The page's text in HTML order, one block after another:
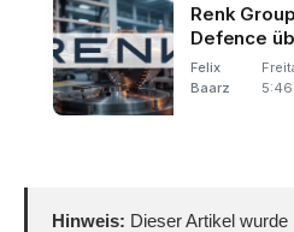
Renk
Defence
Felix
Baarz
5:46
Hinweis: Dieser Artikel